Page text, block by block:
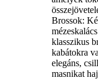
Brossok:
klasszikus
kabátokra
elegáns,
masnikat